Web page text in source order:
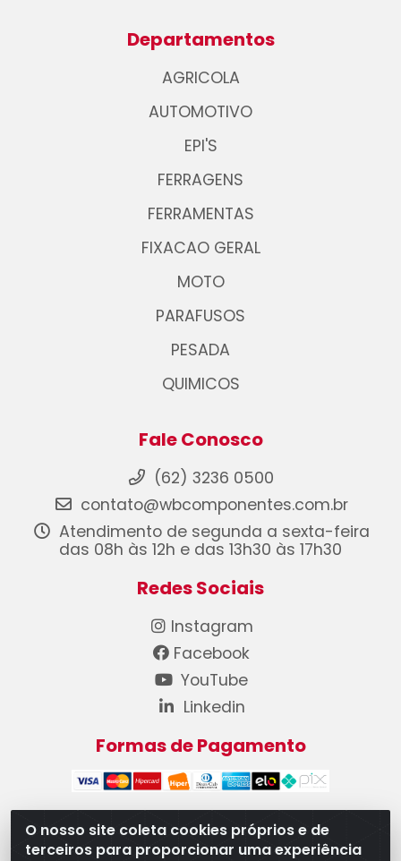
O nosso site coleta cookies próprios e de
terceiros para proporcionar uma experiência
Departamentos
AGRICOLA
AUTOMOTIVO
EPI'S
FERRAGENS
FERRAMENTAS
FIXACAO GERAL
MOTO
PARAFUSOS
PESADA
QUIMICOS
Fale Conosco
(62) 3236 0500
contato@wbcomponentes.com.br
Atendimento de segunda a sexta-feira
das 08h às 12h e das 13h30 às 17h30
Redes Sociais
Instagram
Facebook
YouTube
Linkedin
Formas de Pagamento
WB Componentes Automotivos LTDA - CNPJ